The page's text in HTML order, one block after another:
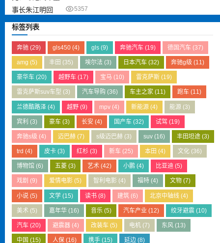
5357
标签列表
奔驰(29) gls450(4) gls (9) 奔驰汽车 (19) 德国汽车 (37)
amg (5) 丰田 (35) 埃尔法 (3) 日本汽车 (32) 奔驰g级 (11)
豪华车(20) 越野车(17) 宝马 (10) 雷克萨斯 (19)
雷克萨斯suv车型 (3) 汽车导购 (36) 车主之家 (11) 跑车 (11)
兰德酷路泽(4) 越野(9) mpv (4) 新能源 (4) 能源 (3)
宾利 (3) 豪车(3) 长安 (4) 国产车 (32) 试驾 (19)
奔驰s级 (4) 迈巴赫(7) s级迈巴赫 (3) suv (16) 丰田坦途 (3)
trd (4) 皮卡(3) 红杉 (3) 新车 (25) 本田 (4) 文化(36)
博物馆(6) 五菱(3) 艺术 (42) 小鹏 (4) 比亚迪 (5)
戏剧 (9) 爱情电影(5) 智利电影 (4) 福特 (4) 文物 (7)
小说(5) 文学(15) 读书 (8) 建筑 (6) 北京中轴线 (4)
美术(5) 嘉年华(16) 音乐 (5) 汽车产业 (12) 绞牙避震 (10)
汽车(20) 避震器(4) 改装车 (5) 电机 (7) 东风 (13)
中国 (15) 人保(16) 携手 (15) 延边 (8)